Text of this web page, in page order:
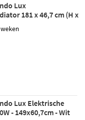
Lux
181 x 46,7 cm (H x
weken
Lux Elektrische
- 149x60,7cm - Wit